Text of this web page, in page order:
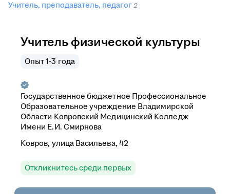
Учитель, преподаватель, педагог 2
Учитель физической культуры
Опыт 1-3 года
Государственное бюджетное Профессиональное
Образовательное учреждение Владимирской
Области Ковровский Медицинский Колледж
Имени Е.И. Смирнова
Ковров, улица Васильева, 42
Откликнитесь среди первых